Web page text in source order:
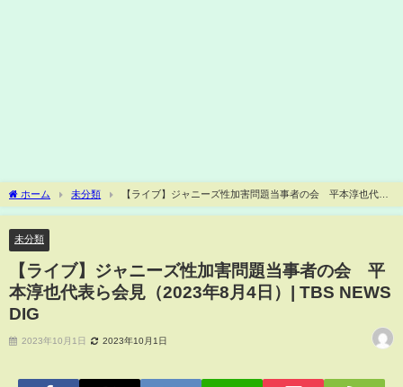
ホーム 未分類
【ライブ】ジャニーズ性加害問題当事者の会 平本淳也代表
ら会見（2023年8月4日）| TBS NEWS DIG
未分類
【ライブ】ジャニーズ性加害問題当事者の会 平
本淳也代表ら会見（2023年8月4日）| TBS NEWS
DIG
2023年10月1日 2023年10月1日